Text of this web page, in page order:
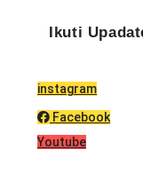
Ikuti
instagram
Facebook
Youtube